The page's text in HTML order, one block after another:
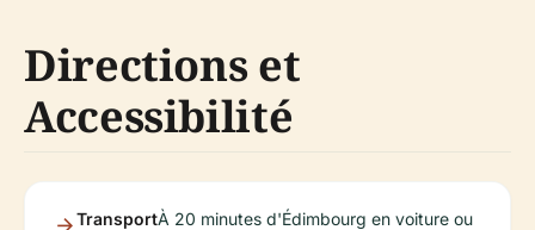
Directions et
Accessibilité
TransportÀ 20 minutes d'Édimbourg en voiture ou